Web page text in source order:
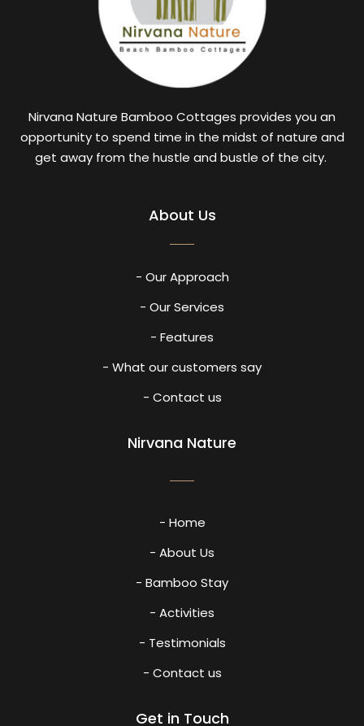
Nirvana Nature Bamboo Cottages provides you an
opportunity to spend time in the midst of nature and
get away from the hustle and bustle of the city.
About Us
- Our Approach
- Our Services
- Features
- What our customers say
- Contact us
Nirvana Nature
- Home
- About Us
- Bamboo Stay
- Activities
- Testimonials
- Contact us
Get in Touch